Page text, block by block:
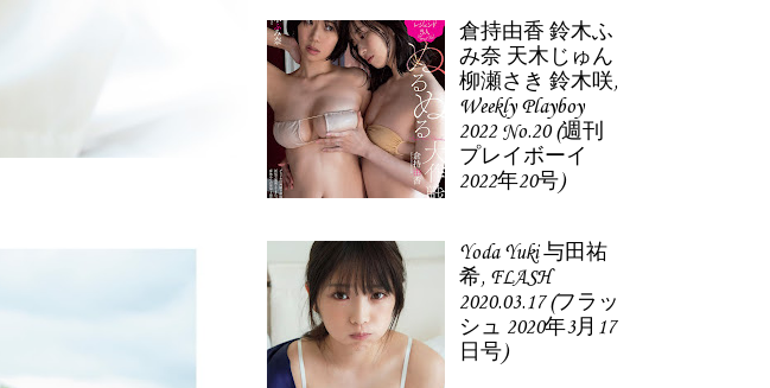
倉持由香 鈴木ふ
み奈 天木じゅん
柳瀬さき 鈴木咲,
Weekly Playboy
2022 No.20 (週刊
プレイボーイ
2022年20号)
Yoda Yuki 与田祐
希, FLASH
2020.03.17 (フラッ
シュ 2020年3月17
日号)